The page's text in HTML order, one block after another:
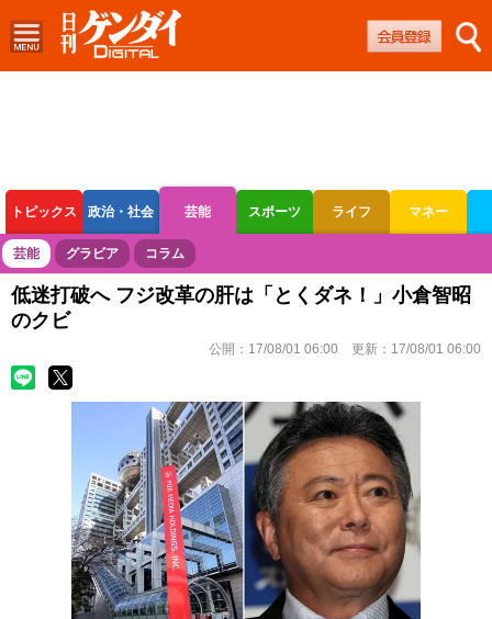
トピックス 政治・社会 芸能 スポーツ ライフ マネー
ボートレース 競輪 オートレース
芸能 グラビア コラム
低迷打破へ フジ改革の肝は「とくダネ！」小倉智昭
のクビ
公開： 17/08/01 06:00 更新： 17/08/01 06:00